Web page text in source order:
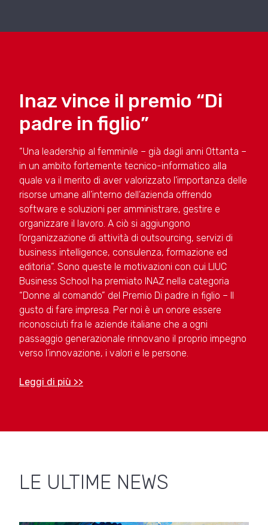
Inaz vince il premio “Di
padre in figlio”
“Una leadership al femminile – già dagli anni Ottanta –
in un ambito fortemente tecnico-informatico alla
quale va il merito di aver valorizzato l’importanza delle
risorse umane all’interno dell’azienda offrendo
software e soluzioni per amministrare, gestire e
organizzare il lavoro. A ciò si aggiungono
l’organizzazione di attività di outsourcing, servizi di
business intelligence, consulenza, formazione ed
editoria”. Sono queste le motivazioni con cui LIUC
Business School ha premiato INAZ nella categoria
“Donne al comando” del Premio Di padre in figlio – Il
gusto di fare impresa. Per noi è un onore essere
riconosciuti fra le aziende italiane che a ogni
passaggio generazionale rinnovano il proprio impegno
verso l’innovazione, i valori e le persone.
Leggi di più >>
LE ULTIME NEWS